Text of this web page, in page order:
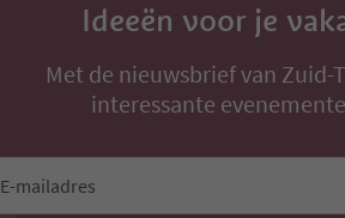
Ideeën voor je
Met de nieuwsbrief van
interessante
E-mailadres